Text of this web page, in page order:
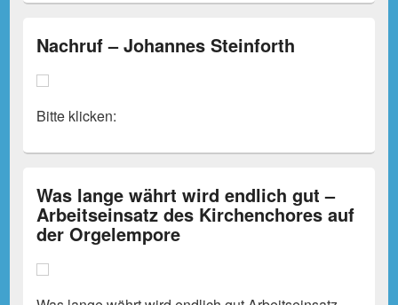
Nachruf – Johannes Steinforth
Bitte klicken:
Was lange währt wird endlich gut –
Arbeitseinsatz des Kirchenchores auf
der Orgelempore